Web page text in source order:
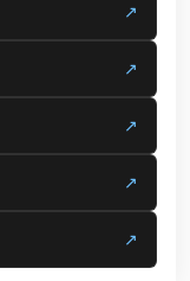
↗
↗
↗
↗
↗